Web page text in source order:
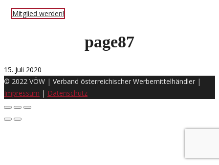
Mitglied werden!
page87
15. Juli 2020
© 2022 VÖW | Verband österreichischer Werbemittelhändler |
Impressum | Datenschutz